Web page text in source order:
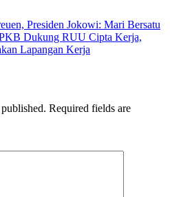
Presiden Jokowi: Mari Bersatu
Dukung RUU Cipta Kerja,
Lapangan Kerja
Required fields are